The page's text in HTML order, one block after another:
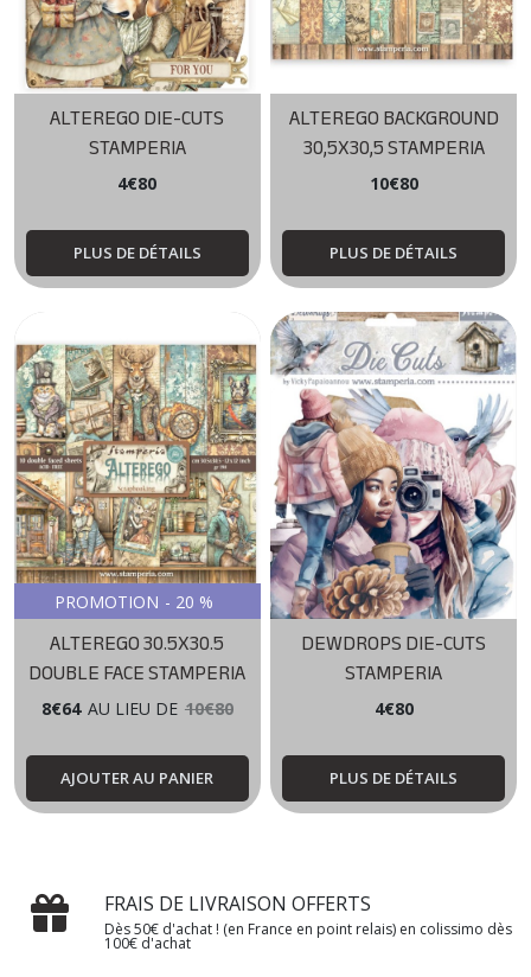
ALTEREGO DIE-CUTS
STAMPERIA
4€80
PLUS DE DÉTAILS
ALTEREGO BACKGROUND
30,5X30,5 STAMPERIA
10€80
PLUS DE DÉTAILS
PROMOTION - 20 %
ALTEREGO 30.5X30.5
DOUBLE FACE STAMPERIA
8€64 AU LIEU DE 10€80
AJOUTER AU PANIER
DEWDROPS DIE-CUTS
STAMPERIA
4€80
PLUS DE DÉTAILS
FRAIS DE LIVRAISON OFFERTS
Dès 50€ d'achat ! (en France en point relais) en colissimo dès
100€ d'achat